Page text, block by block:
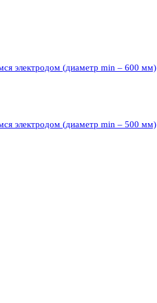
электродом (диаметр min – 600 мм)
электродом (диаметр min – 500 мм)